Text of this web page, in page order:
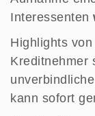
Interessenten
Highlights
Kreditnehmer
kann sofort